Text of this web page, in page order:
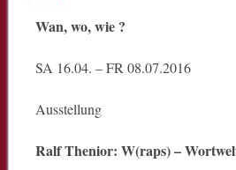
Wan, wo, wie ?
SA 16.04. – FR 08.07.2016
Ausstellung
Ralf Thenior: W(raps) –